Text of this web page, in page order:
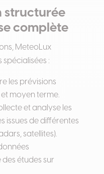
structurée
complète
MeteoLux
spécialisées :
les prévisions
moyen terme.
et analyse les
issues de différentes
satellites).
études sur